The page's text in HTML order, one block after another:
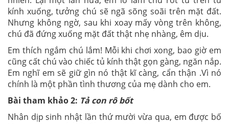
kính xuống, tưởng chú sẽ ngã sõng soãi trên mặt đất.
Nhưng không ngờ, sau khi xoay mấy vòng trên không,
chú đã đứng xuống mặt đất thật nhẹ nhàng, êm dịu.
Em thích ngắm chú lắm! Mỗi khi chơi xong, bao giờ em
cũng cất chú vào chiếc tủ kính thật gọn gàng, ngăn nắp.
Em nghĩ em sẽ giữ gìn nó thật kĩ càng, cẩn thận .Vì nó
chính là một phần tình thương của mẹ dành cho em.
Bài tham khảo 2: Tả con rô bốt
Nhân dịp sinh nhật lần thứ mười vừa qua, em được bố